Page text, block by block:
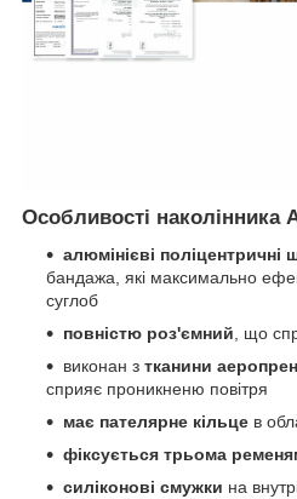
Особливості наколінника
алюмінієві поліцентричні
бандажа, які максимально
суглоб
повністю роз'ємний , що
виконан з тканини аеропрен
сприяє проникненю повітря
має пателярне кільце в
фіксується трьома
силіконові смужки на